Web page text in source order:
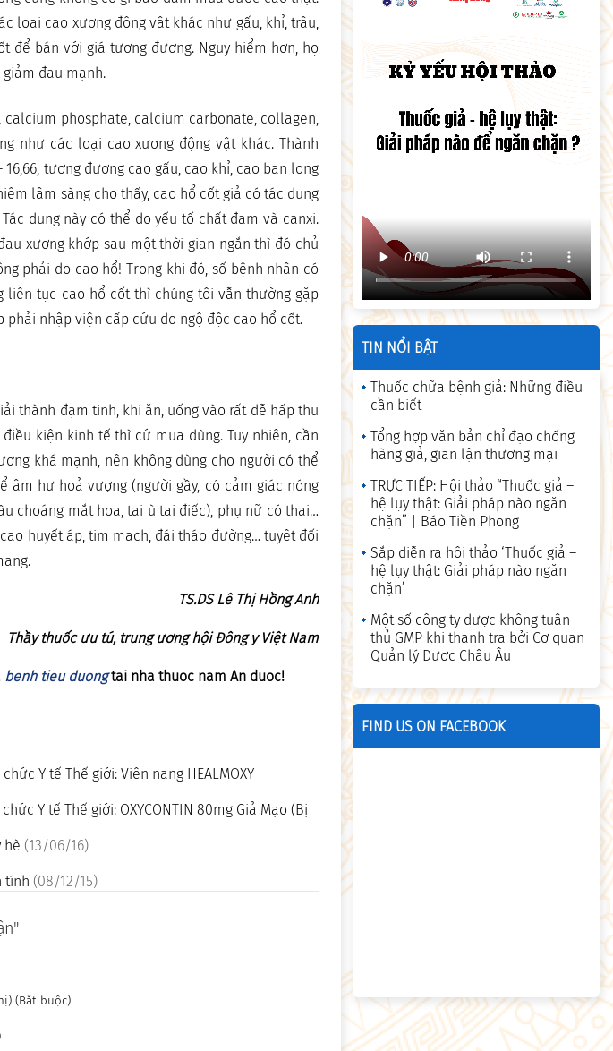
loại cao xương động vật khác như gấu, khỉ, trâu,
để bán với giá tương đương. Nguy hiểm hơn, họ
đau mạnh.
phosphate, calcium carbonate, collagen,
như các loại cao xương động vật khác. Thành
tương đương cao gấu, cao khỉ, cao ban long
lâm sàng cho thấy, cao hổ cốt giả có tác dụng
dụng này có thể do yếu tố chất đạm và canxi.
xương khớp sau một thời gian ngắn thì đó chủ
phải do cao hổ! Trong khi đó, số bệnh nhân có
liên tục cao hổ cốt thì chúng tôi vẫn thường gặp
nhập viện cấp cứu do ngộ độc cao hổ cốt.
thành đạm tinh, khi ăn, uống vào rất dễ hấp thu
kiện kinh tế thì cứ mua dùng. Tuy nhiên, cần
khá mạnh, nên không dùng cho người có thể
âm hư hoả vượng (người gầy, có cảm giác nóng
choáng mắt hoa, tai ù tai điếc), phụ nữ có thai…
huyết áp, tim mạch, đái tháo đường… tuyệt đối
TS.DS Lê Thị Hồng Anh
Thầy thuốc ưu tú, trung ương hội Đông y Việt Nam
benh tieu duongtai nha thuoc nam An duoc!
Y tế Thế giới: Viên nang HEALMOXY
Y tế Thế giới: OXYCONTIN 80mg Giả Mạo (Bị
hè (13/06/16)
tính (08/12/15)
(Bắt buộc)
TIN NỔI BẬT
Thuốc chữa bệnh giả: Những điều
cần biết
Tổng hợp văn bản chỉ đạo chống
hàng giả, gian lận thương mại
TRỰC TIẾP: Hội thảo “Thuốc giả –
hệ lụy thật: Giải pháp nào ngăn
chặn” | Báo Tiền Phong
Sắp diễn ra hội thảo ‘Thuốc giả –
hệ lụy thật: Giải pháp nào ngăn
chặn’
Một số công ty dược không tuân
thủ GMP khi thanh tra bởi Cơ quan
Quản lý Dược Châu Âu
FIND US ON FACEBOOK